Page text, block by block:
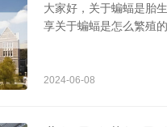
大家好，关于蝙蝠是胎
享关于蝙蝠是怎么繁殖
因为哺乳动物的特点是
2024-06-08